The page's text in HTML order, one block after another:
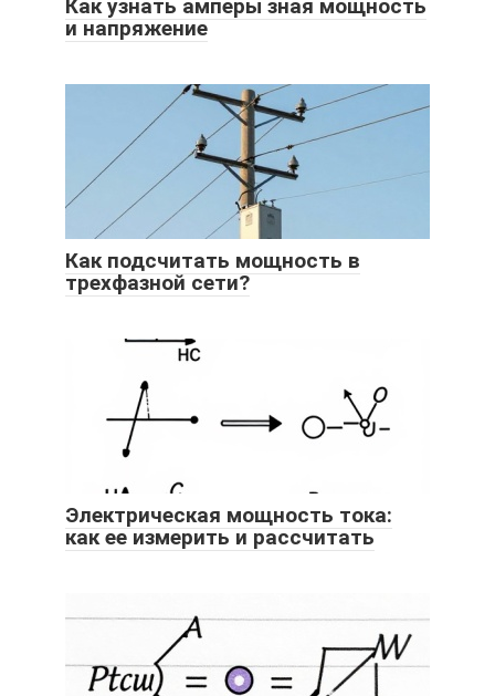
Как узнать амперы зная мощность
и напряжение
Как подсчитать мощность в
трехфазной сети?
Электрическая мощность тока:
как ее измерить и рассчитать